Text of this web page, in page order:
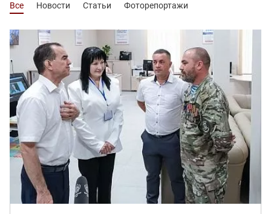
Все Новости Статьи Фоторепортажи